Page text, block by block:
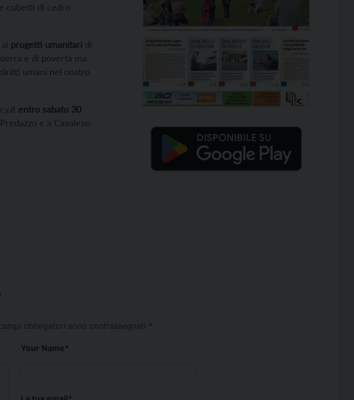
cubetti di cedro
progetti umanitari di
e di povertà ma
umani nel nostro
entro sabato 30
e a Cavalese.
campi obbligatori sono contrassegnati *
Your Name*